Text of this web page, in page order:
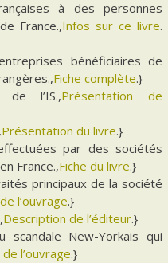
à des personnes
France.,Infos sur ce livre.
bénéficiaires de
Fiche complète.}
de l’IS.,Présentation de
Présentation du livre.}
par des sociétés
France.,Fiche du livre.}
principaux de la société
l’ouvrage.}
Description de l’éditeur.}
scandale New-Yorkais qui
l’ouvrage.}